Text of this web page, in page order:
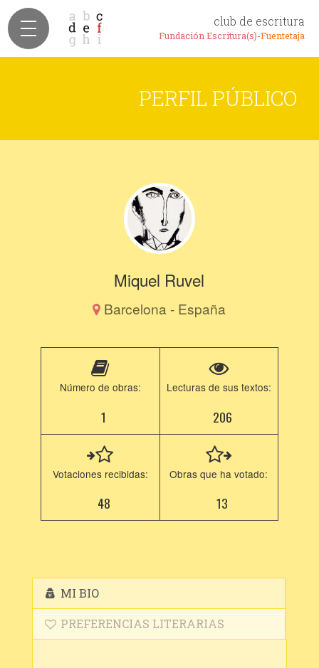
club de escritura
Fundación Escritura(s)-Fuentetaja
PERFIL PÚBLICO
Miquel Ruvel
Barcelona - España
Número de obras:
1
Lecturas de sus textos:
206
Votaciones recibidas:
48
Obras que ha votado:
13
MI BIO
PREFERENCIAS LITERARIAS